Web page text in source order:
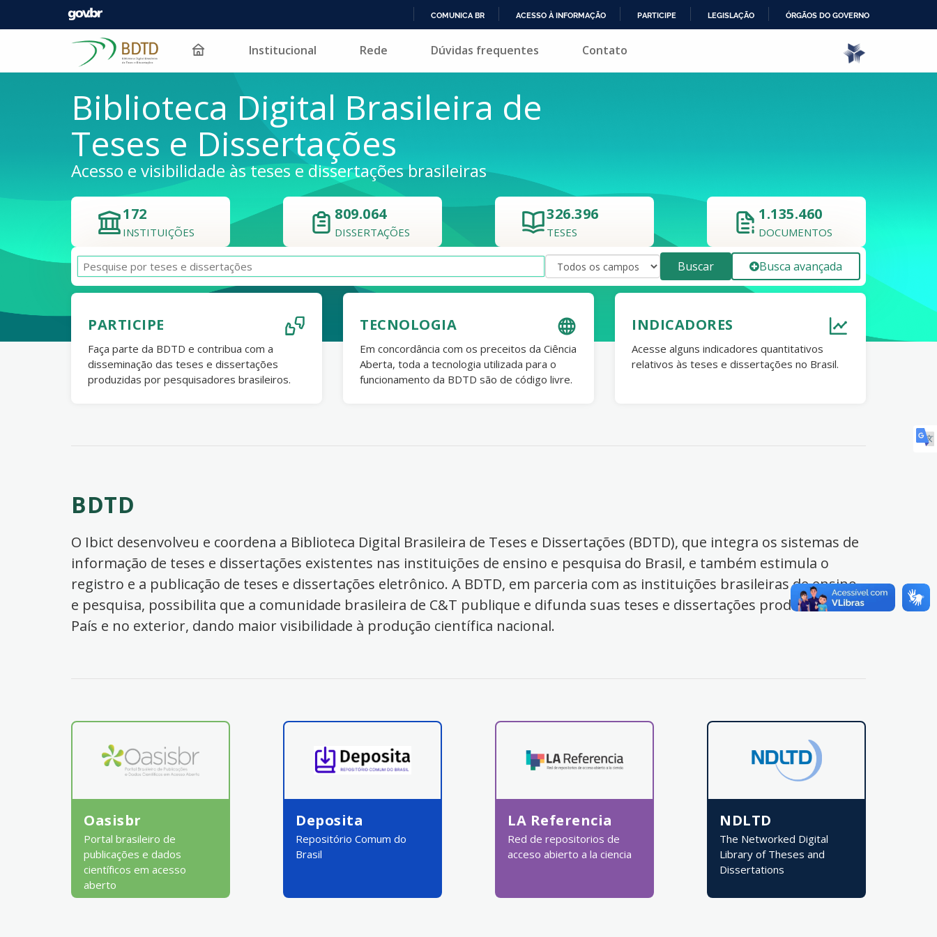
PARA
COMUNICA BR ACESSO À INFORMAÇÃO PARTICIPE LEGISLAÇÃO ÓRGÃOS DO GOVERNO
Pular para o conteúdo Institucional Rede Dúvidas frequentes Contato
Biblioteca Digital Brasileira de
Teses e Dissertações
Acesso e visibilidade às teses e dissertações brasileiras
172
INSTITUIÇÕES
809.064
DISSERTAÇÕES
326.396
TESES
1.135.460
DOCUMENTOS
Buscar Busca avançada
PARTICIPE
Faça parte da BDTD e contribua com a
disseminação das teses e dissertações
produzidas por pesquisadores brasileiros.
TECNOLOGIA
Em concordância com os preceitos da Ciência
Aberta, toda a tecnologia utilizada para o
funcionamento da BDTD são de código livre.
INDICADORES
Acesse alguns indicadores quantitativos
relativos às teses e dissertações no Brasil.
BDTD
O Ibict desenvolveu e coordena a Biblioteca Digital Brasileira de Teses e Dissertações (BDTD), que integra os sistemas de
informação de teses e dissertações existentes nas instituições de ensino e pesquisa do Brasil, e também estimula o
registro e a publicação de teses e dissertações eletrônico. A BDTD, em parceria com as instituições brasileiras de ensino
e pesquisa, possibilita que a comunidade brasileira de C&T publique e difunda suas teses e dissertações produzidas no
País e no exterior, dando maior visibilidade à produção científica nacional.
Oasisbr
Portal brasileiro de
publicações e dados
científicos em acesso
aberto
Deposita
Repositório Comum do
Brasil
LA Referencia
Red de repositorios de
acceso abierto a la ciencia
NDLTD
The Networked Digital
Library of Theses and
Dissertations